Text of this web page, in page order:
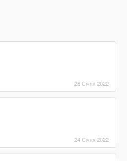
26 Січня 2022
24 Січня 2022